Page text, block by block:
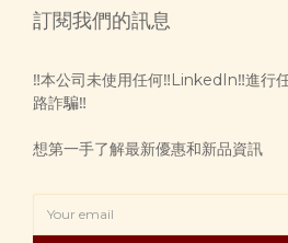
訂閱我們的訊息
‼️本公司未使用任何‼️LinkedIn‼️進行
路詐騙‼️
想第一手了解最新優惠和新品資訊